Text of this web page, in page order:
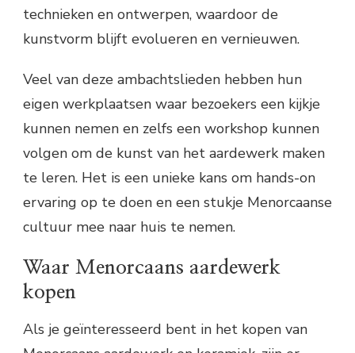
technieken en ontwerpen, waardoor de
kunstvorm blijft evolueren en vernieuwen.
Veel van deze ambachtslieden hebben hun
eigen werkplaatsen waar bezoekers een kijkje
kunnen nemen en zelfs een workshop kunnen
volgen om de kunst van het aardewerk maken
te leren. Het is een unieke kans om hands-on
ervaring op te doen en een stukje Menorcaanse
cultuur mee naar huis te nemen.
Waar Menorcaans aardewerk
kopen
Als je geïnteresseerd bent in het kopen van